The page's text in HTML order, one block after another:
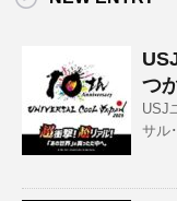
つ
USJ
サル･